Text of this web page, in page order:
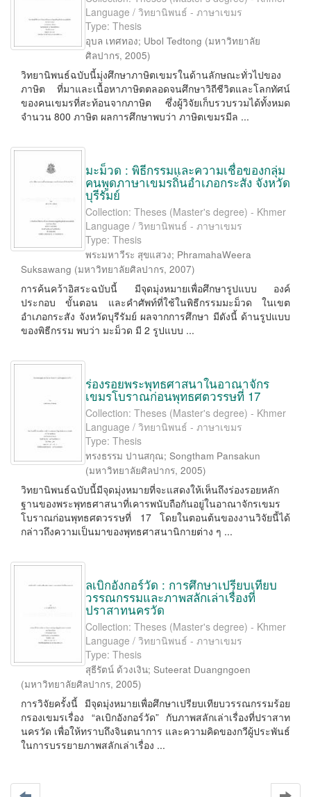
Language / วิทยานิพนธ์ - ภาษาเขมร
Type: Thesis
อุบล เทศทอง; Ubol Tedtong (มหาวิทยาลัย
ศิลปากร, 2005)
วิทยานิพนธ์ฉบับนี้มุ่งศึกษาภาษิตเขมรในด้านลักษณะทั่วไปของ
ภาษิต ที่มาและเนื้อหาภาษิตตลอดจนศึกษาวิถีชีวิตและโลกทัศน์
ของคนเขมรที่สะท้อนจากภาษิต ซึ่งผู้วิจัยเก็บรวบรวมได้ทั้งหมด
จำนวน 800 ภาษิต ผลการศึกษาพบว่า ภาษิตเขมรมีล ...
มะม็วด : พิธีกรรมและความเชื่อของกลุ่ม
คนพูดภาษาเขมรถิ่นอำเภอกระสัง จังหวัด
บุรีรัมย์
Collection: Theses (Master's degree) - Khmer
Language / วิทยานิพนธ์ - ภาษาเขมร
Type: Thesis
พระมหาวีระ สุขแสวง; PhramahaWeera
Suksawang (มหาวิทยาลัยศิลปากร, 2007)
การค้นคว้าอิสระฉบับนี้ มีจุดมุ่งหมายเพื่อศึกษารูปแบบ องค์
ประกอบ ขั้นตอน และคำศัพท์ที่ใช้ในพิธีกรรมมะม็วด ในเขต
อำเภอกระสัง จังหวัดบุรีรัมย์ ผลจากการศึกษา มีดังนี้ ด้านรูปแบบ
ของพิธีกรรม พบว่า มะม็วด มี 2 รูปแบบ ...
ร่องรอยพระพุทธศาสนาในอาณาจักร
เขมรโบราณก่อนพุทธศตวรรษที่ 17
Collection: Theses (Master's degree) - Khmer
Language / วิทยานิพนธ์ - ภาษาเขมร
Type: Thesis
ทรงธรรม ปานสกุณ; Songtham Pansakun
(มหาวิทยาลัยศิลปากร, 2005)
วิทยานิพนธ์ฉบับนี้มีจุดมุ่งหมายที่จะแสดงให้เห็นถึงร่องรอยหลัก
ฐานของพระพุทธศาสนาที่เคารพนับถือกันอยู่ในอาณาจักรเขมร
โบราณก่อนพุทธศตวรรษที่ 17 โดยในตอนต้นของงานวิจัยนี้ได้
กล่าวถึงความเป็นมาของพุทธศาสนานิกายต่าง ๆ ...
ลเบิกอังกอร์วัด : การศึกษาเปรียบเทียบ
วรรณกรรมและภาพสลักเล่าเรื่องที่
ปราสาทนครวัด
Collection: Theses (Master's degree) - Khmer
Language / วิทยานิพนธ์ - ภาษาเขมร
Type: Thesis
สุธีรัตน์ ด้วงเงิน; Suteerat Duangngoen
(มหาวิทยาลัยศิลปากร, 2005)
การวิจัยครั้งนี้ มีจุดมุ่งหมายเพื่อศึกษาเปรียบเทียบวรรณกรรมร้อย
กรองเขมรเรื่อง “ลเบิกอังกอร์วัด” กับภาพสลักเล่าเรื่องที่ปราสาท
นครวัด เพื่อให้ทราบถึงจินตนาการ และความคิดของกวีผู้ประพันธ์
ในการบรรยายภาพสลักเล่าเรื่อง ...